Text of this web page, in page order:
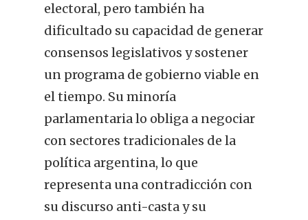
electoral, pero también ha
dificultado su capacidad de generar
consensos legislativos y sostener
un programa de gobierno viable en
el tiempo. Su minoría
parlamentaria lo obliga a negociar
con sectores tradicionales de la
política argentina, lo que
representa una contradicción con
su discurso anti-casta y su